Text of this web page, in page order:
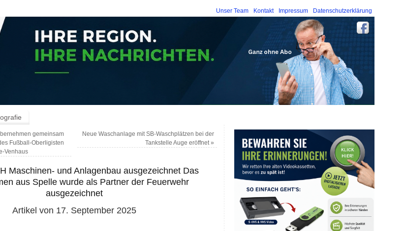
Unser Team Kontakt Impressum Datenschutzerklärung
gemeinsam
Fußball-Oberligisten
Venhaus
Neue Waschanlage mit SB-Waschplätzen bei der
Tankstelle Auge eröffnet»
Maschinen- und Anlagenbau ausgezeichnet Das
aus Spelle wurde als Partner der Feuerwehr
ausgezeichnet
Artikel von 17. September 2025